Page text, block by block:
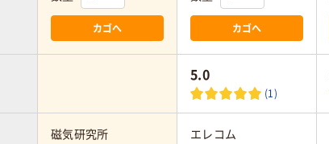
カゴへ カゴへ
5.0
(1)
磁気研究所 エレコム